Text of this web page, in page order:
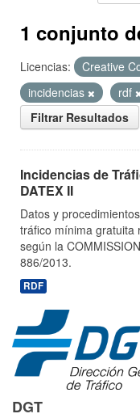
1 conjunto
Licencias: Creative
incidencias
rdf
Filtrar Resultados
Incidencias de
DATEX II
Datos y
tráfico mínima gratuita
según la
886/2013.
RDF
DGT